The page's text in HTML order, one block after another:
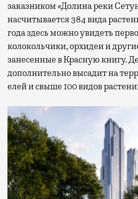
заказником «Долина реки
насчитывается 384 вида
года здесь можно увидеть
колокольчики, орхидеи и
занесенные в Красную книгу.
дополнительно высадит на
елей и свыше 100 видов